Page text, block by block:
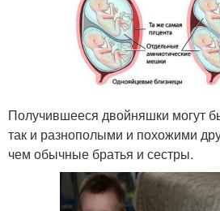
Получившееся двойняшки могут
так и разнополыми и похожими
чем обычные братья и сестры.